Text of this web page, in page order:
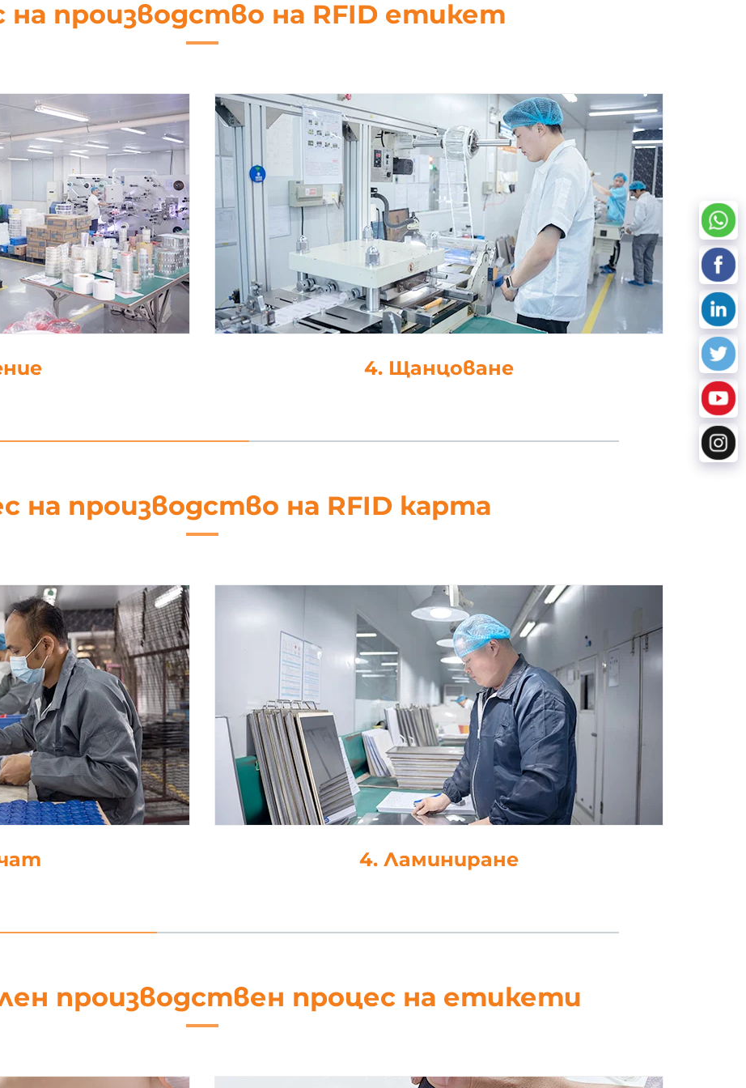
на производство на RFID етикет
5. Обработка на данни
на производство на RFID карта
5. Щанцоване
производствен процес на етикети